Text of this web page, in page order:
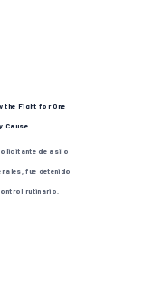
the Fight for One
Cause
de asilo
fue detenido
rutinario.